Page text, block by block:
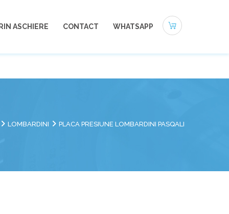
ASCHIERE CONTACT WHATSAPP
LOMBARDINI PLACA PRESIUNE LOMBARDINI PASQALI